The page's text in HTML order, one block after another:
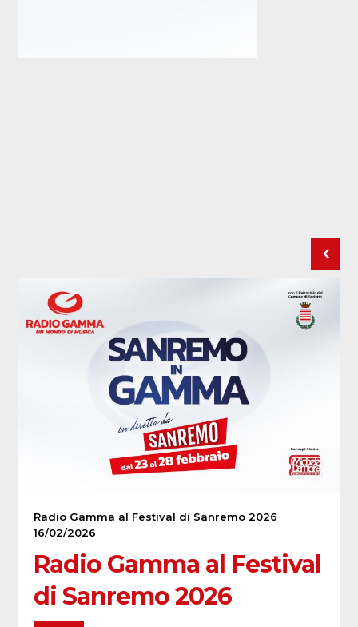
Radio Gamma al Festival di Sanremo 2026
16/02/2026
Radio Gamma al Festival
di Sanremo 2026